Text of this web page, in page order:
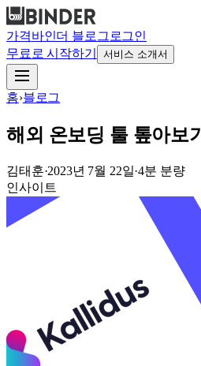
가격바인더 블로그 로그인
무료로 시작하기
서비스 소개서
홈›블로그
해외 온보딩 툴 톺아보기
김태훈·2023년 7월 22일·4분 분량
인사이트